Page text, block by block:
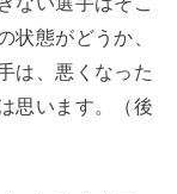
状態がどうか、
は、悪くなった
思います。（後